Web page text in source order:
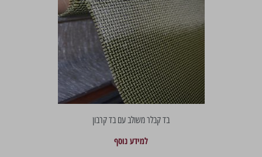
בד קבלר משולב עם בד קרבון
למידע נוסף